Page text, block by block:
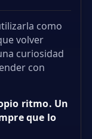
como
volver
curiosidad
con
ritmo. Un
que lo